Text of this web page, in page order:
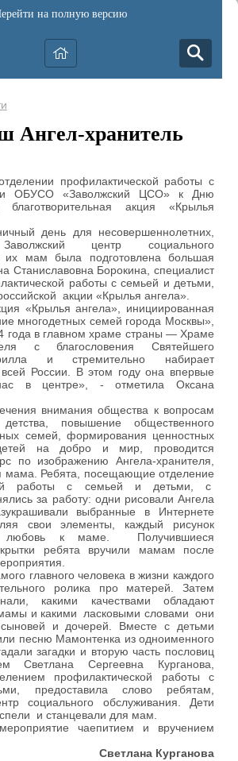
на полную версию
Ангел-хранитель
профилактической работы с
ОБУСО «Заволжский ЦСО» к Дню
акция «Крылья
день для несовершеннолетних,
центр социального
их мам была подготовлена большая
Станиславовна Борокина, специалист
работы с семьей и детьми,
акции «Крылья ангела».
«Крылья ангела», инициированная
многодетных семей города Москвы»,
года в главном храме страны — Храме
с благословения Святейшего
и стремительно набирает
России. В этом году она впервые
в центре», - отметила Оксана
внимания общества к вопросам
повышение общественного
семей, формирования ценностных
на добро и мир, проводится
по изображению Ангела-хранителя,
мама. Ребята, посещающие отделение
работы с семьей и детьми, с
за работу: одни рисовали Ангела
выбранные в Интернете
свои элементы, каждый рисунок
любовь к маме. Получившиеся
ребята вручили мамам после
главного человека в жизни каждого
ролика про матерей. Затем
какими качествами обладают
и какими ласковыми словами они
и дочерей. Вместе с детьми
песню Мамонтенка из одноименного
загадки и вторую часть пословиц
Светлана Сергеевна Курганова,
профилактической работы с
предоставила слово ребятам,
социального обслуживания. Дети
и станцевали для мам.
чаепитием и вручением
Светлана Курганова